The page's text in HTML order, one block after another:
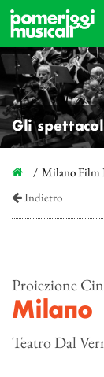
Gli
Milano Film
Indietro
Proiezione
Milano
Teatro Dal